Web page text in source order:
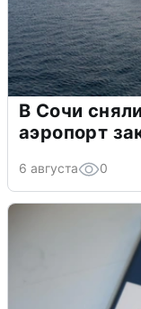
В Сочи
аэропорт
6 августа 0